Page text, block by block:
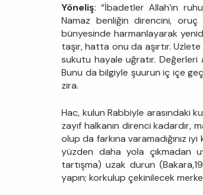
Yöneliş: “İbadetler Allah’ın
Namaz benliğin direncini,
bünyesinde harmanlayarak
taşır, hatta onu da aşırtır.
sukutu hayale uğratır.
Bunu da bilgiyle şuurun iç içe
zira.
Hac, kulun Rabbiyle arasındaki
zayıf halkanın direnci kadardır,
olup da farkına varamadığınız
yüzden daha yola çıkmadan
tartışma) uzak durun
yapın; korkulup çekinilecek